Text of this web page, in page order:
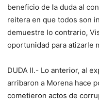
beneficio de la duda al
reitera en que todos son
demuestre lo contrario,
oportunidad para atizarle
DUDA II.- Lo anterior, al
arribaron a Morena hace
cometieron actos de